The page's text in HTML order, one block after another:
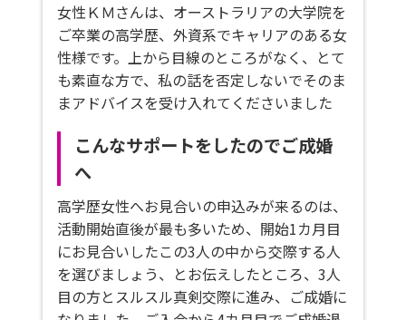
女性ＫＭさんは、オーストラリアの大学院を
ご卒業の高学歴、外資系でキャリアのある女
性様です。上から目線のところがなく、とて
も素直な方で、私の話を否定しないでそのま
まアドバイスを受け入れてくださいました
こんなサポートをしたのでご成婚
へ
高学歴女性へお見合いの申込みが来るのは、
活動開始直後が最も多いため、開始1カ月目
にお見合いしたこの3人の中から交際する人
を選びましょう、とお伝えしたところ、3人
目の方とスルスル真剣交際に進み、ご成婚に